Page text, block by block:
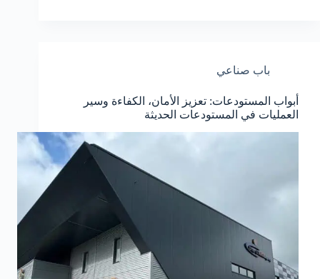
باب صناعي
أبواب المستودعات: تعزيز الأمان، الكفاءة وسير
العمليات في المستودعات الحديثة